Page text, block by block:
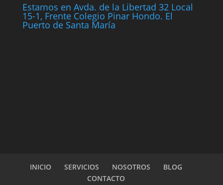
Estamos en Avda. de la Libertad 32 Local
15-1, Frente Colegio Pinar Hondo. El
Puerto de Santa María
INICIO SERVICIOS NOSOTROS
BLOG
CONTACTO